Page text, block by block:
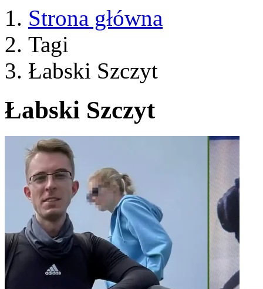
Strona główna
Tagi
Łabski Szczyt
Łabski Szczyt